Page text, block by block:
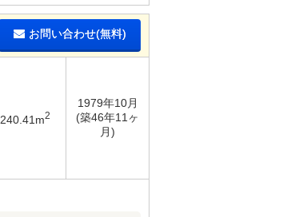
お問い合わせ(無料)
240.41m2
1979年10月
(築46年11ヶ
月)